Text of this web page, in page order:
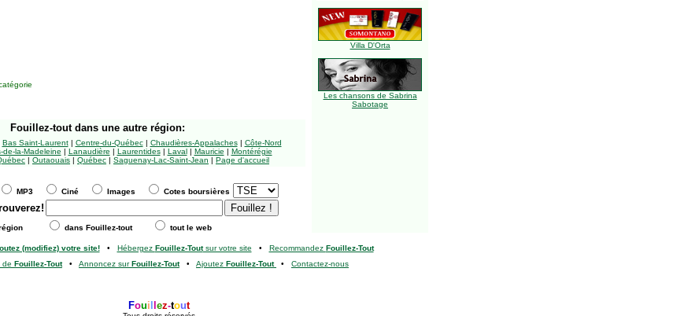
Villa D'Orta
Les chansons de Sabrina
Sabotage
Fouillez-tout dans une autre région:
Bas Saint-Laurent| Centre-du-Québec| Chaudières-Appalaches| Côte-Nord
de-la-Madeleine | Lanaudière | Laurentides| Laval| Mauricie | Montérégie
| Outaouais | Québec | Saguenay-Lac-Saint-Jean | Page d'accueil
MP3 Ciné Images Cotes boursières
dans Fouillez-tout tout le web
(modifiez) votre site!• Hébergez Fouillez-Toutsur votre site • Recommandez Fouillez-Tout
de Fouillez-Tout• Annoncez surFouillez-Tout• Ajoutez Fouillez-Tout • Contactez-nous
Foui ez-tout